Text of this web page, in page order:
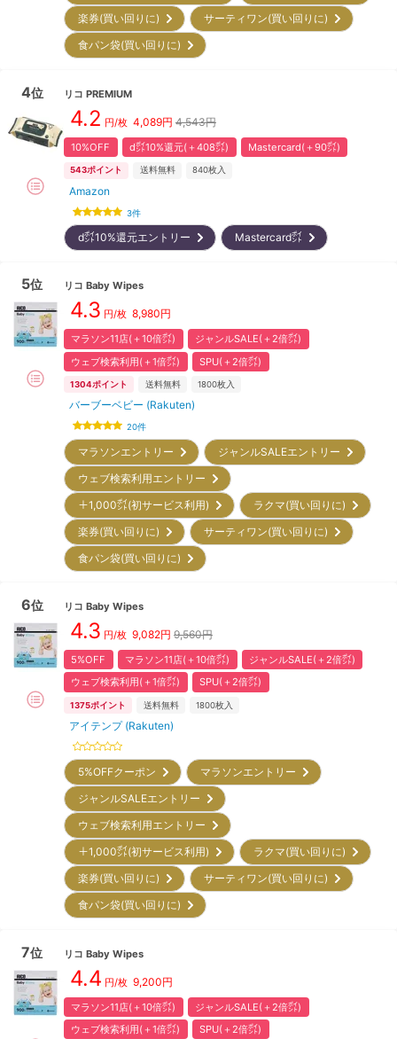
楽券(買い回りに)
サーティワン(買い回りに)
食パン袋(買い回りに)
4位 リコ PREMIUM
4.2 円/枚 4,089円 4,543円
10%OFF d㌽10%還元(＋408㌽) Mastercard(＋90㌽)
543ポイント 送料無料 840枚入
Amazon
3件
d㌽10%還元エントリー Mastercard㌽
5位 リコ Baby Wipes
4.3 円/枚 8,980円
マラソン11店(＋10倍㌽)
ジャンルSALE(＋2倍㌽)
ウェブ検索利用(＋1倍㌽)
SPU(＋2倍㌽)
1304ポイント 送料無料 1800枚入
バーブーベビー (Rakuten)
20件
マラソンエントリー
ジャンルSALEエントリー
ウェブ検索利用エントリー
＋1,000㌽(初サービス利用)
ラクマ(買い回りに)
楽券(買い回りに)
サーティワン(買い回りに)
食パン袋(買い回りに)
6位 リコ Baby Wipes
4.3 円/枚 9,082円 9,560円
5%OFF マラソン11店(＋10倍㌽)
ジャンルSALE(＋2倍㌽)
ウェブ検索利用(＋1倍㌽)
SPU(＋2倍㌽)
1375ポイント 送料無料 1800枚入
アイテンプ (Rakuten)
5%OFFクーポン
マラソンエントリー
ジャンルSALEエントリー
ウェブ検索利用エントリー
＋1,000㌽(初サービス利用)
ラクマ(買い回りに)
楽券(買い回りに)
サーティワン(買い回りに)
食パン袋(買い回りに)
7位 リコ Baby Wipes
4.4 円/枚 9,200円
マラソン11店(＋10倍㌽)
ジャンルSALE(＋2倍㌽)
ウェブ検索利用(＋1倍㌽)
SPU(＋2倍㌽)